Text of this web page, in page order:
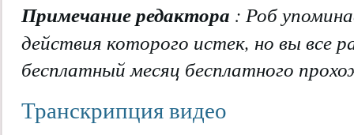
Примечание редактора : Роб
действия которого истек, но вы все
бесплатный месяц бесплатного
Транскрипция видео